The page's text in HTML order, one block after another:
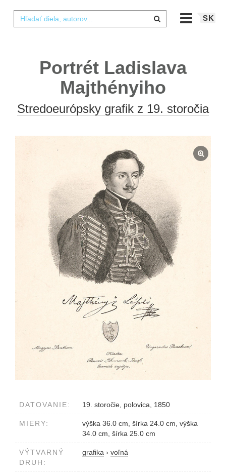
SK
Portrét Ladislava
Majthényiho
Stredoeurópsky grafik z 19. storočia
DATOVANIE: 19. storočie, polovica, 1850
MIERY:
výška 36.0 cm, šírka 24.0 cm, výška
34.0 cm, šírka 25.0 cm
VÝTVARNÝ
DRUH:
grafika › voľná